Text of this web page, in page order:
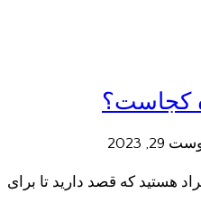
کجاست؟
29, 2023
هستید که قصد دارید تا برای